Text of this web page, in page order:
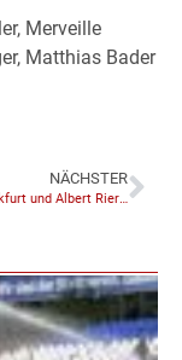
Merveille
Matthias Bader
NÄCHSTER
Eintracht Frankfurt und Albert Riera gehen getrennte Wege